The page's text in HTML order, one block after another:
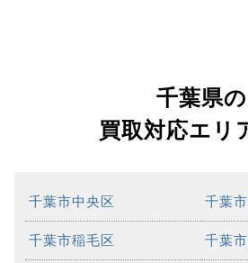
千葉県の
買取対応エリ
千葉市中央区 千葉
千葉市稲毛区 千葉